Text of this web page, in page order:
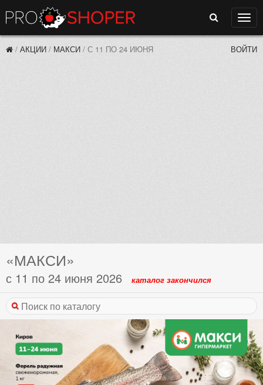
Поиск
/ АКЦИИ / МАКСИ / С 11 ПО 24 ИЮНЯ ВОЙТИ
«МАКСИ»
с 11 по 24 июня 2026 каталог закончился